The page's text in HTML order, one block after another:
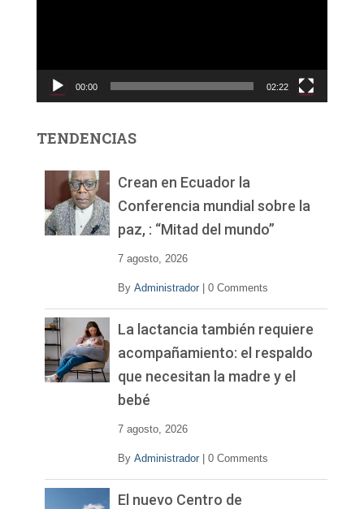
c
d
00:00 02:22
TENDENCIAS
Crean en Ecuador la
Conferencia mundial sobre la
paz, : “Mitad del mundo”
7 agosto, 2026
By Administrador 0 Comments
La lactancia también requiere
acompañamiento: el respaldo
que necesitan la madre y el
bebé
7 agosto, 2026
By Administrador 0 Comments
El nuevo Centro de